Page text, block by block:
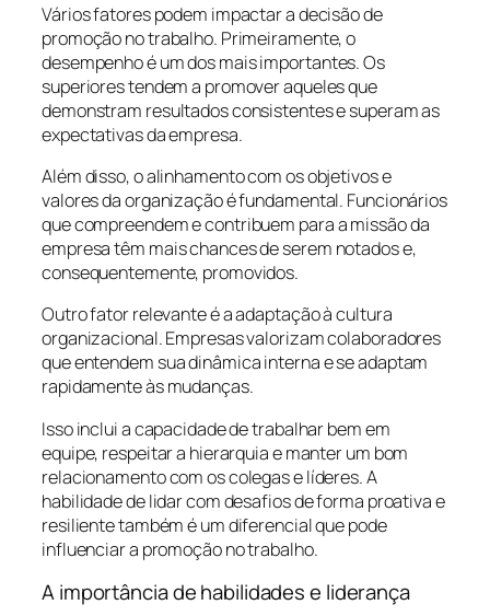
Vários fatores podem impactar a decisão de
promoção no trabalho. Primeiramente, o
desempenho é um dos mais importantes. Os
superiores tendem a promover aqueles que
demonstram resultados consistentes e superam as
expectativas da empresa.
Além disso, o alinhamento com os objetivos e
valores da organização é fundamental. Funcionários
que compreendem e contribuem para a missão da
empresa têm mais chances de serem notados e,
consequentemente, promovidos.
Outro fator relevante é a adaptação à cultura
organizacional. Empresas valorizam colaboradores
que entendem sua dinâmica interna e se adaptam
rapidamente às mudanças.
Isso inclui a capacidade de trabalhar bem em
equipe, respeitar a hierarquia e manter um bom
relacionamento com os colegas e líderes. A
habilidade de lidar com desafios de forma proativa e
resiliente também é um diferencial que pode
influenciar a promoção no trabalho.
A importância de habilidades e liderança